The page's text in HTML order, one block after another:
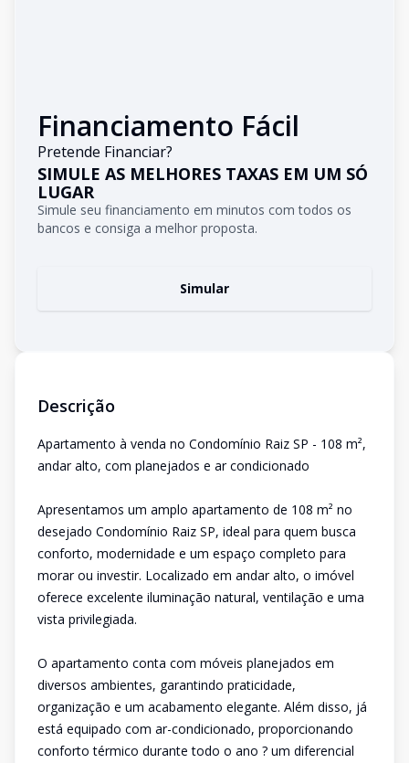
Financiamento Fácil
Pretende Financiar?
SIMULE AS MELHORES TAXAS EM UM SÓ
LUGAR
Simule seu financiamento em minutos com todos os
bancos e consiga a melhor proposta.
Simular
Descrição
Apartamento à venda no Condomínio Raiz SP - 108 m²,
andar alto, com planejados e ar condicionado
Apresentamos um amplo apartamento de 108 m² no
desejado Condomínio Raiz SP, ideal para quem busca
conforto, modernidade e um espaço completo para
morar ou investir. Localizado em andar alto, o imóvel
oferece excelente iluminação natural, ventilação e uma
vista privilegiada.
O apartamento conta com móveis planejados em
diversos ambientes, garantindo praticidade,
organização e um acabamento elegante. Além disso, já
está equipado com ar-condicionado, proporcionando
conforto térmico durante todo o ano ? um diferencial